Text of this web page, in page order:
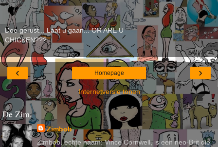
Doe gerust... Laat u gaan... OR ARE U
CHICKEN???
‹ ›
Homepage
Internetversie tonen
De Zim:
Zimbob
Zimbob, echte naam: Vince Cornwell, is een neo-Brit die